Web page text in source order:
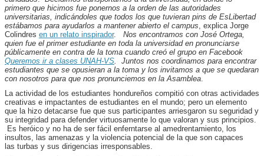
primero que hicimos fue ponernos a la orden de las autoridades
universitarias, indicándoles que todos los que tuvieran pins de EsLibertad
estábamos para ayudarlos a mantener abierto el campus, explica Jorge
Colindres en un relato inspirador. Nos encontramos con José Ortega,
quien fue el primer estudiante en toda la universidad en pronunciarse
públicamente en contra de la toma cuando creó el grupo en Facebook
Queremos ir a clases UNAH-VS. Juntos nos coordinamos para encontrar
estudiantes que se opusieran a la toma y los invitamos a que se quedaran
con nosotros para que nos pronunciemos en la Asamblea.
La actividad de los estudiantes hondureños compitió con otras actividades
creativas e impactantes de estudiantes en el mundo; pero un elemento
que la hizo detacarse fue que sus participantes arriesgaron su seguridad y
su integridad para defender virtuosamente lo que valoran y sus principios.
Es heróico y no ha de ser fácil enferntarse al amedrentamiento, los
insultos, las amenazas y la violencia potencial de la que son capaces
las turbas y sus dirigencias irresponsables.